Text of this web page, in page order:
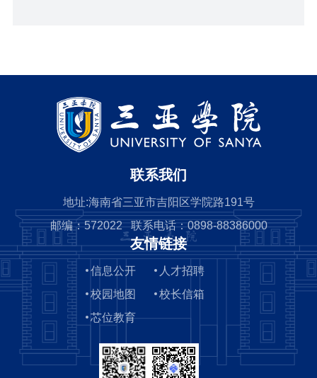
联系我们
地址:海南省三亚市吉阳区学院路191号
邮编：572022 联系电话：0898-88386000
友情链接
信息公开
人才招聘
校园地图
校长信箱
芯位教育